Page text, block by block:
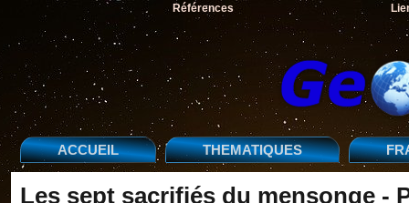
Références
ACCUEIL THEMATIQUES
Les sept sacrifiés du mensonge -